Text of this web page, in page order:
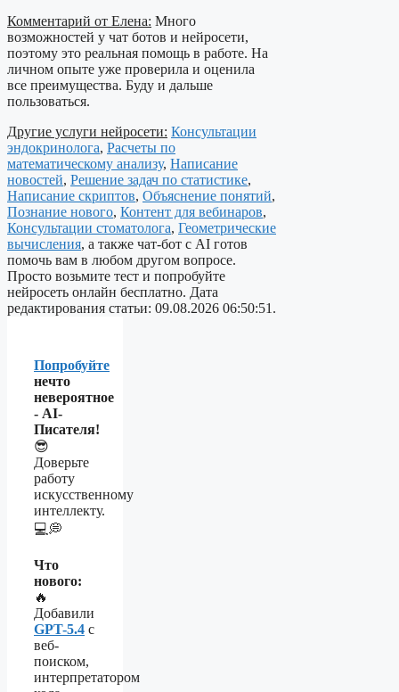
Комментарий от Елена: Много
возможностей у чат ботов и нейросети,
поэтому это реальная помощь в работе. На
личном опыте уже проверила и оценила
все преимущества. Буду и дальше
пользоваться.
Другие услуги нейросети: Консультации
эндокринолога, Расчеты по
математическому анализу, Написание
новостей, Решение задач по статистике,
Написание скриптов, Объяснение понятий,
Познание нового, Контент для вебинаров,
Консультации стоматолога, Геометрические
вычисления, а также чат-бот с AI готов
помочь вам в любом другом вопросе.
Просто возьмите тест и попробуйте
нейросеть онлайн бесплатно. Дата
редактирования статьи: 09.08.2026 06:50:51.
Попробуйте
нечто
невероятное
- AI-
Писателя!
😎
Доверьте
работу
искусственному
интеллекту.
💻💭
Что
нового:
🔥
Добавили
GPT-5.4 с
веб-
поиском,
интерпретатором